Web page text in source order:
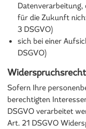
Datenverarbeitung,
für die Zukunft
3 DSGVO)
sich bei einer
DSGVO)
Widerspruchsrecht
Sofern Ihre
berechtigten
DSGVO verarbeitet
Art. 21 DSGVO